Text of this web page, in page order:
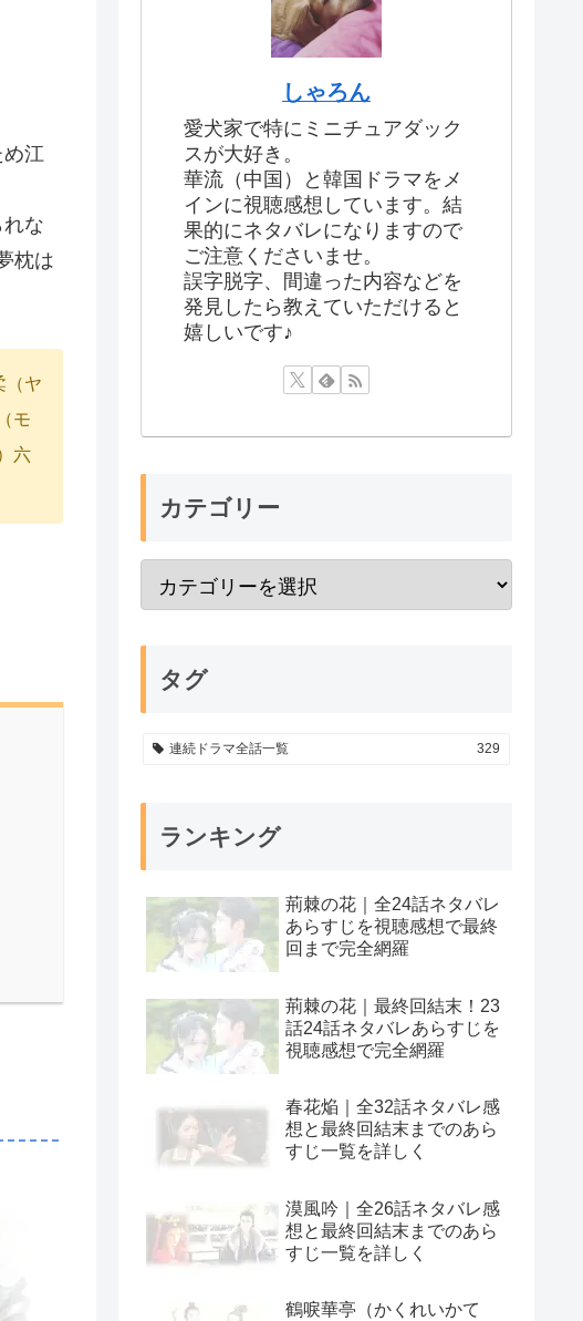
江
な
枕は
（ヤ
モ
六
しゃろん
愛犬家で特にミニチュアダック
スが大好き。
華流（中国）と韓国ドラマをメ
インに視聴感想しています。結
果的にネタバレになりますので
ご注意くださいませ。
誤字脱字、間違った内容などを
発見したら教えていただけると
嬉しいです♪
カテゴリー
タグ
連続ドラマ全話一覧 329
ランキング
荊棘の花｜全24話ネタバレ
あらすじを視聴感想で最終
回まで完全網羅
荊棘の花｜最終回結末！23
話24話ネタバレあらすじを
視聴感想で完全網羅
春花焔｜全32話ネタバレ感
想と最終回結末までのあら
すじ一覧を詳しく
漠風吟｜全26話ネタバレ感
想と最終回結末までのあら
すじ一覧を詳しく
鶴唳華亭（かくれいかて